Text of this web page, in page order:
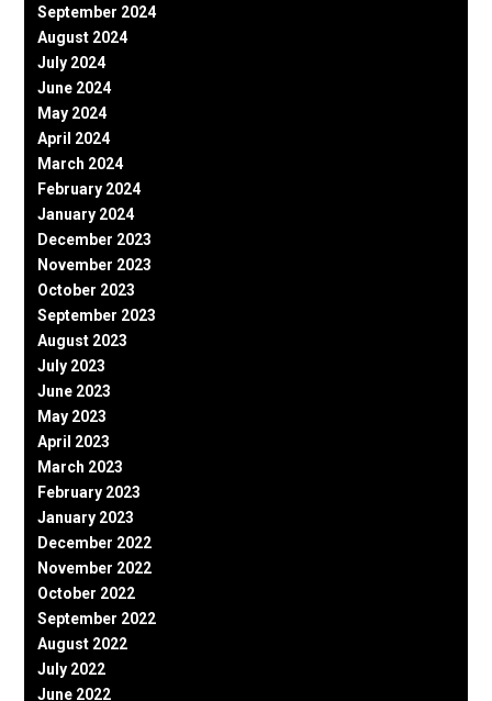
September 2024
August 2024
July 2024
June 2024
May 2024
April 2024
March 2024
February 2024
January 2024
December 2023
November 2023
October 2023
September 2023
August 2023
July 2023
June 2023
May 2023
April 2023
March 2023
February 2023
January 2023
December 2022
November 2022
October 2022
September 2022
August 2022
July 2022
June 2022